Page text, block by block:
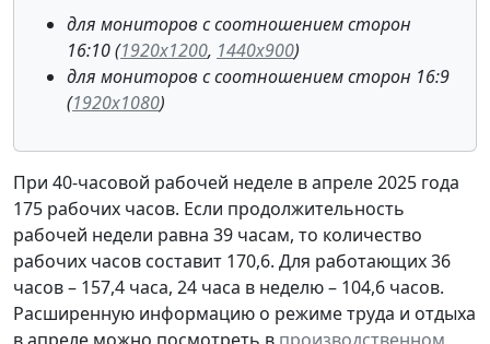
для мониторов с соотношением сторон
16:10 (1920x1200, 1440x900)
для мониторов с соотношением сторон 16:9
(1920x1080)
При 40-часовой рабочей неделе в апреле 2025 года
175 рабочих часов. Если продолжительность
рабочей недели равна 39 часам, то количество
рабочих часов составит 170,6. Для работающих 36
часов – 157,4 часа, 24 часа в неделю – 104,6 часов.
Расширенную информацию о режиме труда и отдыха